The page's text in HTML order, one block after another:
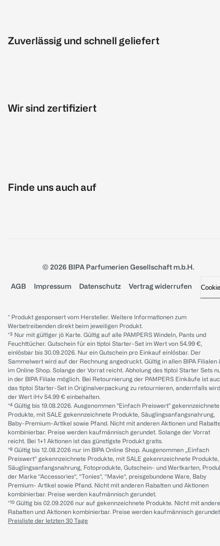
Zuverlässig und schnell geliefert
Wir sind zertifiziert
Finde uns auch auf
© 2026 BIPA Parfumerien Gesellschaft m.b.H.
AGB Impressum Datenschutz Vertrag widerrufen
* Produkt gesponsert vom Hersteller. Weitere Informationen zum
Werbetreibenden direkt beim jeweiligen Produkt.
*³ Nur mit gültiger jö Karte. Gültig auf alle PAMPERS Windeln, Pants und
Feuchttücher. Gutschein für ein tiptoi Starter-Set im Wert von 54.99 €,
einlösbar bis 30.09.2026. Nur ein Gutschein pro Einkauf einlösbar. Der
Sammelwert wird auf der Rechnung angedruckt. Gültig in allen BIPA Filialen
im Online Shop. Solange der Vorrat reicht. Abholung des tiptoi Starter Sets
in der BIPA Filiale möglich. Bei Retournierung der PAMPERS Einkäufe ist
das tiptoi Starter-Set in Originalverpackung zu retournieren, andernfalls wird
der Wert iHv 54.99 € einbehalten.
*⁴ Gültig bis 19.08.2026. Ausgenommen "Einfach Preiswert" gekennzeichnete
Produkte, mit SALE gekennzeichnete Produkte, Säuglingsanfangsnahrung,
Baby-Premium-Artikel sowie Pfand. Nicht mit anderen Aktionen und
kombinierbar. Preise werden kaufmännisch gerundet. Solange der Vorrat
reicht. Bei 1+1 Aktionen ist das günstigste Produkt gratis.
*⁸ Gültig bis 12.08.2026 nur im BIPA Online Shop. Ausgenommen „Einfach
Preiswert“ gekennzeichnete Produkte, mit SALE gekennzeichnete Produkte,
Säuglingsanfangsnahrung, Fotoprodukte, Gutschein- und Wertkarten,
der Marke “Accessories“, “Tonies“, “Mavie“, preisgebundene Ware, Baby
Premium- Artikel sowie Pfand. Nicht mit anderen Rabatten und Aktionen
kombinierbar. Preise werden kaufmännisch gerundet.
*¹⁰ Gültig bis 02.09.2026 nur auf gekennzeichnete Produkte. Nicht mit
Rabatten und Aktionen kombinierbar. Preise werden kaufmännisch
Preisliste der letzten 30 Tage